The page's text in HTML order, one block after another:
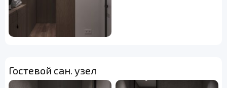
Гостевой сан. узел